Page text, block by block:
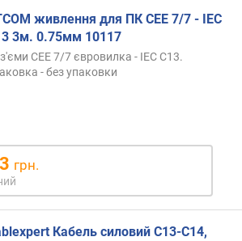
живлення для ПК CEE 7/7 - IEC
3м. 0.75мм 10117
CEE 7/7 євровилка - IEC C13.
- без упаковки
грн.
Кабель силовий С13-С14,